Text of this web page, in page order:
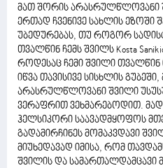
მათ შორის არასრულწლოვანი
ერთად ჩვენივე სახლის ეზოში
უბედურებას, თუ როგორ
თვალწინ ჩემს შვილს Kosta
როდესაც ჩემი შვილი
იწვა თავისივე სისხლის გუბეში,
არასრულწლოვანი შვილი
ვერაფრით ვეხმარებოდით.
ჰელსიკორი საავადმყოფოს
გადამირჩინეს მომაკვდავი
მიუხედავად იმისა, რომ
შვილის და სამართალდამცავი